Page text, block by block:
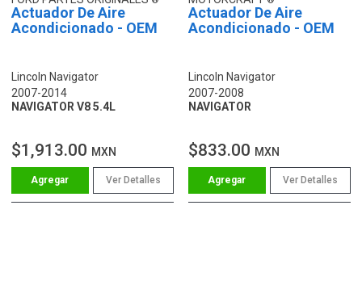
Actuador De Aire
Acondicionado - OEM
Lincoln Navigator
2007-2014
NAVIGATOR V8 5.4L
$1,913.00 MXN
Ver Detalles
Actuador De Aire
Acondicionado - OEM
Lincoln Navigator
2007-2008
NAVIGATOR
$833.00 MXN
Ver Detalles